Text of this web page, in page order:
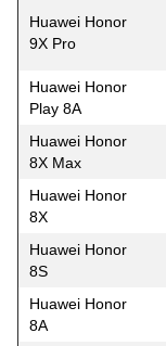
Huawei Honor
9X Pro
Huawei Honor
Play 8A
Huawei Honor
8X Max
Huawei Honor
8X
Huawei Honor
8S
Huawei Honor
8A